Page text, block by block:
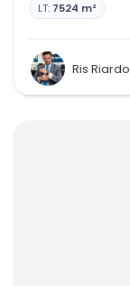
LT: 7524 m²
Ris Riardo